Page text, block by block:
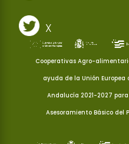
X
Cooperativas Agro-
ayuda de la Unión Europea
Andalucía 2021-2027
Asesoramiento Básico del